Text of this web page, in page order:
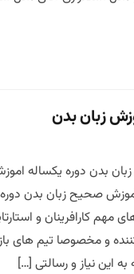
زبان بدن
بدن دوره یکساله
صحیح زبان بدن
مهم کارافرینان و
و مخصوصا تیم های
این نیاز و رسالتی […]